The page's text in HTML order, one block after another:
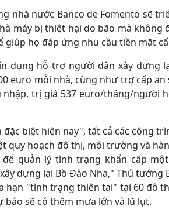
nhà nước Banco de Fomento sẽ
máy bị thiệt hại do bão mà không
họ đáp ứng nhu cầu tiền mặt
dụng hỗ trợ người dân xây dựng
euro mỗi nhà, cũng như trợ cấp an
trị giá 537 euro/tháng/người
biệt hiện nay", tất cả các công
quy hoạch đô thị, môi trường và
quản lý tình trạng khẩn cấp
dựng lại Bồ Đào Nha," Thủ tướng
hạn "tình trạng thiên tai" tại 60 đô
báo sẽ có thêm mưa lớn và lũ lụt.